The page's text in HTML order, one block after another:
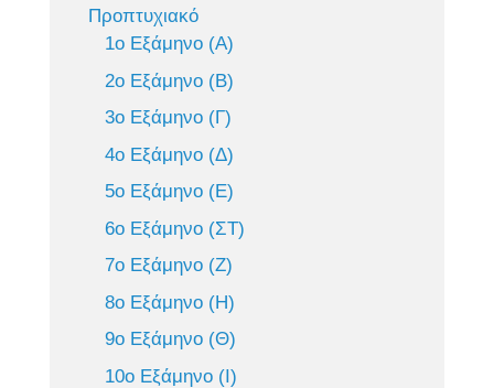
Προπτυχιακό
1ο Εξάμηνο (Α)
2ο Εξάμηνο (Β)
3ο Εξάμηνο (Γ)
4ο Εξάμηνο (Δ)
5ο Εξάμηνο (Ε)
6ο Εξάμηνο (ΣΤ)
7ο Εξάμηνο (Ζ)
8ο Εξάμηνο (Η)
9ο Εξάμηνο (Θ)
10ο Εξάμηνο (Ι)